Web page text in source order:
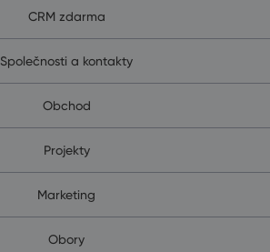
CRM zdarma
Společnosti a kontakty
Obchod
Projekty
Marketing
Obory